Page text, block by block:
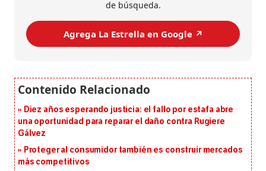
de búsqueda.
Agrega La Estrella en Google ↗️
Diez años esperando justicia: el fallo por estafa abre
una oportunidad para reparar el daño contra Rugiere
Gálvez
Proteger al consumidor también es construir mercados
más competitivos